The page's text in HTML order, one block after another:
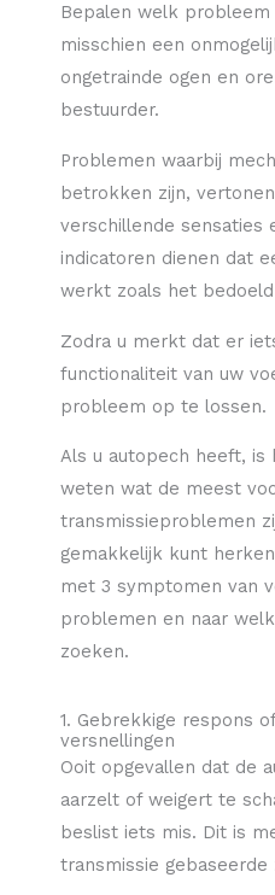
Bepalen welk
misschien een
ongetrainde ogen en
bestuurder.
Problemen waarbij
betrokken zijn,
verschillende sensaties
indicatoren dienen dat
werkt zoals het bedoeld
Zodra u merkt dat er
functionaliteit van uw
probleem op te lossen.
Als u autopech heeft, is
weten wat de meest
transmissieproblemen
gemakkelijk kunt
met 3 symptomen van
problemen en naar
zoeken.
1. Gebrekkige respons
versnellingen
Ooit opgevallen dat de
aarzelt of weigert te
beslist iets mis. Dit is
transmissie gebaseerde